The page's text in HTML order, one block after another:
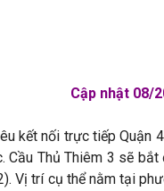
Cập nhật 08/
kết nối trực tiếp Quận
Cầu Thủ Thiêm 3 sẽ bắt
Vị trí cụ thể nằm tại